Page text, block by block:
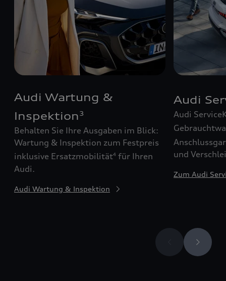
Audi Wartung &
Inspektion 3
Behalten Sie Ihre Ausgaben im Blick:
Wartung & Inspektion zum Festpreis
inklusive Ersatzmobilität4 für Ihren
Audi.
Audi Wartung & Inspektion
Audi
Audi
und
Zum Audi